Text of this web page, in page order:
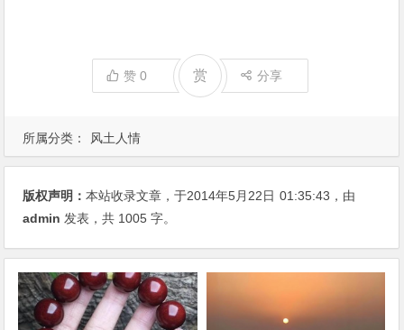
所属分类： 风土人情
赞0 赏 分享
版权声明：本站收录文章，于2014年5月22日 01:35:43 ，由
admin 发表，共 1005 字。